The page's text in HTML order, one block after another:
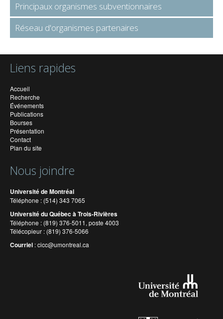
Principaux organismes subventionnaires
Réseau d'organismes partenaires
Liens rapides
Accueil
Recherche
Événements
Publications
Bourses
Présentation
Contact
Plan du site
Nous joindre
Université de Montréal
Téléphone : (514) 343 7065
Université du Québec à Trois-Rivières
Téléphone : (819) 376-5011, poste 4003
Télécopieur : (819) 376-5066
Courriel :cicc@umontreal.ca